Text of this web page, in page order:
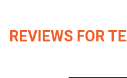
REVIEWS FOR